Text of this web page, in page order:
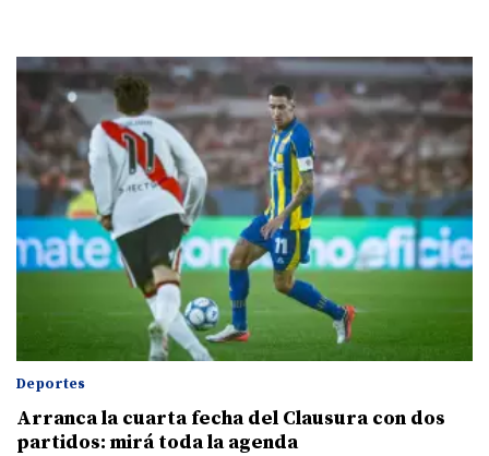
Deportes
Arranca la cuarta fecha del Clausura con dos
partidos: mirá toda la agenda